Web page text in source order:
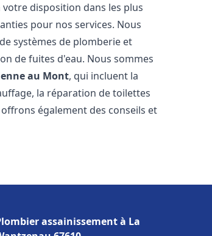
disposition dans les plus
pour nos services. Nous
systèmes de plomberie et
de fuites d'eau. Nous sommes
au Mont, qui incluent la
la réparation de toilettes
également des conseils et
assainissement à La